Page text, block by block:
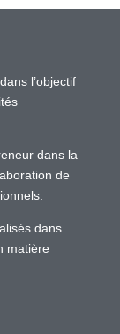
l’objectif
dans la
de
dans
matière